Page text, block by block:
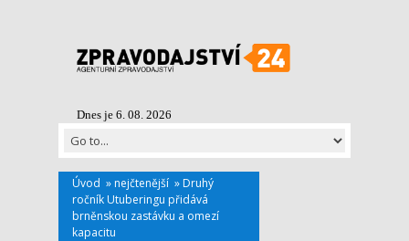
Dnes je 6. 08. 2026
Úvod » nejčtenější » Druhý
ročník Utuberingu přidává
brněnskou zastávku a omezí
kapacitu